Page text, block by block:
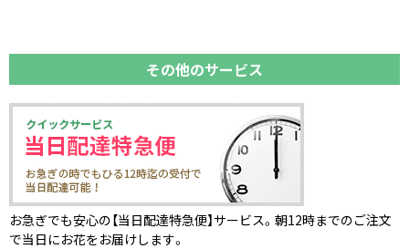
その他のサービス
お急ぎでも安心の【当日配達特急便】サービス。朝12時までのご注文
で当日にお花をお届けします。